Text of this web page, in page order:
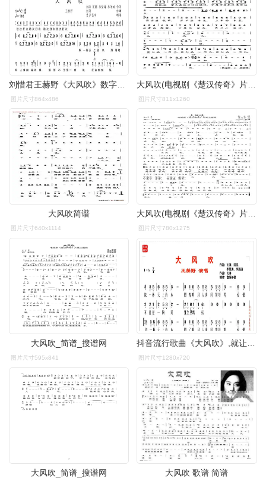
图片尺寸864x486 图片尺寸811x1260
大风吹简谱
图片尺寸640x1114
大风吹(电视剧《楚汉传奇》片尾主题歌)_简谱_搜谱网
图片尺寸780x1275
大风吹_简谱_搜谱网
图片尺寸595x841 图片尺寸1280x720
大风吹_简谱_搜谱网 大风吹 歌谱 简谱